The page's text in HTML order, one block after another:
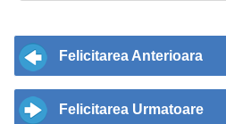
Felicitarea Anterioara
Felicitarea Urmatoare